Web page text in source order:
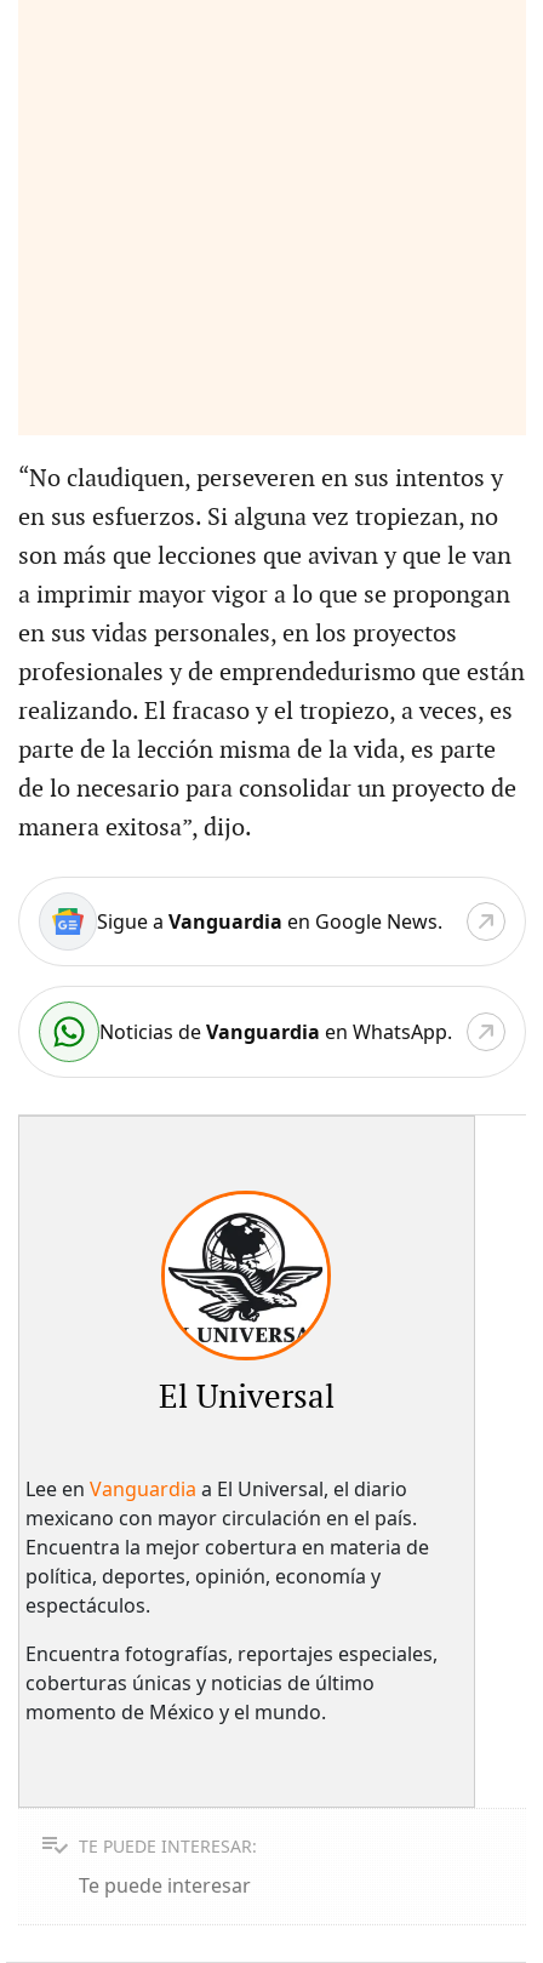
“No claudiquen, perseveren en sus intentos y
en sus esfuerzos. Si alguna vez tropiezan, no
son más que lecciones que avivan y que le van
a imprimir mayor vigor a lo que se propongan
en sus vidas personales, en los proyectos
profesionales y de emprendedurismo que están
realizando. El fracaso y el tropiezo, a veces, es
parte de la lección misma de la vida, es parte
de lo necesario para consolidar un proyecto de
manera exitosa”, dijo.
Sigue a Vanguardia en Google News.
Noticias deVanguardia en WhatsApp.
El Universal
Lee en Vanguardia a El Universal, el diario
mexicano con mayor circulación en el país.​
Encuentra la mejor cobertura en materia de
política, deportes, opinión, economía y
espectáculos.
Encuentra fotografías, reportajes especiales,
coberturas únicas y noticias de último
momento de México y el mundo.
TE PUEDE INTERESAR:
Te puede interesar